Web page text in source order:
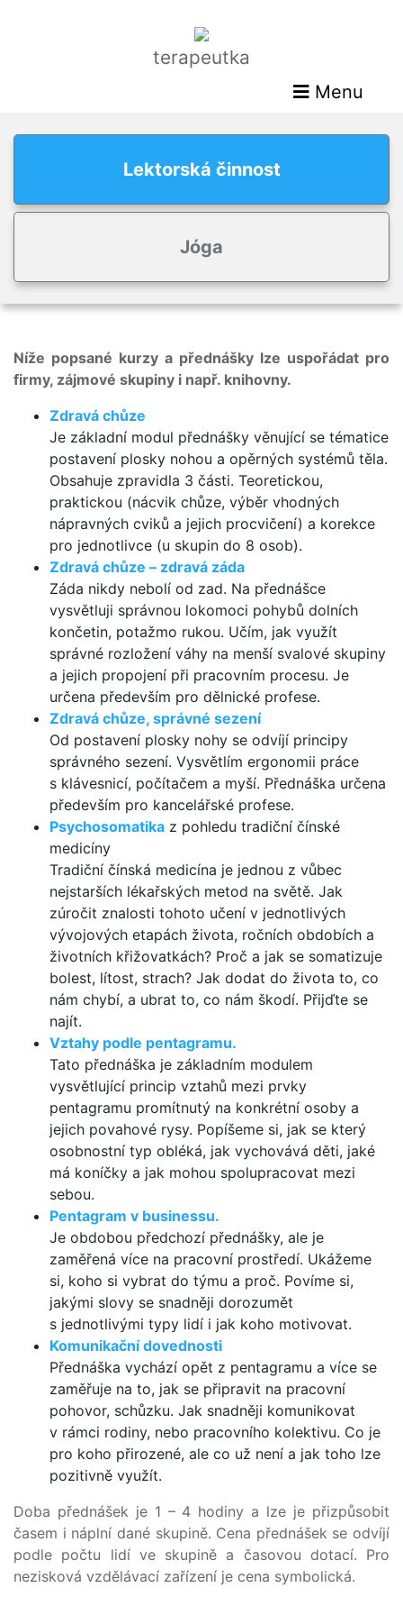
terapeutka
Menu
Lektorská činnost
Jóga
Níže popsané kurzy a přednášky lze uspořádat pro
firmy, zájmové skupiny i např. knihovny.
Zdravá chůze
Je základní modul přednášky věnující se tématice
postavení plosky nohou a opěrných systémů těla.
Obsahuje zpravidla 3 části. Teoretickou,
praktickou (nácvik chůze, výběr vhodných
nápravných cviků a jejich procvičení) a korekce
pro jednotlivce (u skupin do 8 osob).
Zdravá chůze – zdravá záda
Záda nikdy nebolí od zad. Na přednášce
vysvětluji správnou lokomoci pohybů dolních
končetin, potažmo rukou. Učím, jak využít
správné rozložení váhy na menší svalové skupiny
a jejich propojení při pracovním procesu. Je
určena především pro dělnické profese.
Zdravá chůze, správné sezení
Od postavení plosky nohy se odvíjí principy
správného sezení. Vysvětlím ergonomii práce
s klávesnicí, počítačem a myší. Přednáška určena
především pro kancelářské profese.
Psychosomatika z pohledu tradiční čínské
medicíny
Tradiční čínská medicína je jednou z vůbec
nejstarších lékařských metod na světě. Jak
zúročit znalosti tohoto učení v jednotlivých
vývojových etapách života, ročních obdobích a
životních křižovatkách? Proč a jak se somatizuje
bolest, lítost, strach? Jak dodat do života to, co
nám chybí, a ubrat to, co nám škodí. Přijďte se
najít.
Vztahy podle pentagramu.
Tato přednáška je základním modulem
vysvětlující princip vztahů mezi prvky
pentagramu promítnutý na konkrétní osoby a
jejich povahové rysy. Popíšeme si, jak se který
osobnostní typ obléká, jak vychovává děti, jaké
má koníčky a jak mohou spolupracovat mezi
sebou.
Pentagram v businessu.
Je obdobou předchozí přednášky, ale je
zaměřená více na pracovní prostředí. Ukážeme
si, koho si vybrat do týmu a proč. Povíme si,
jakými slovy se snadněji dorozumět
s jednotlivými typy lidí i jak koho motivovat.
Komunikační dovednosti
Přednáška vychází opět z pentagramu a více se
zaměřuje na to, jak se připravit na pracovní
pohovor, schůzku. Jak snadněji komunikovat
v rámci rodiny, nebo pracovního kolektivu. Co je
pro koho přirozené, ale co už není a jak toho lze
pozitivně využít.
Doba přednášek je 1 – 4 hodiny a lze je přizpůsobit
časem i náplní dané skupině. Cena přednášek se odvíjí
podle počtu lidí ve skupině a časovou dotací. Pro
nezisková vzdělávací zařízení je cena symbolická.